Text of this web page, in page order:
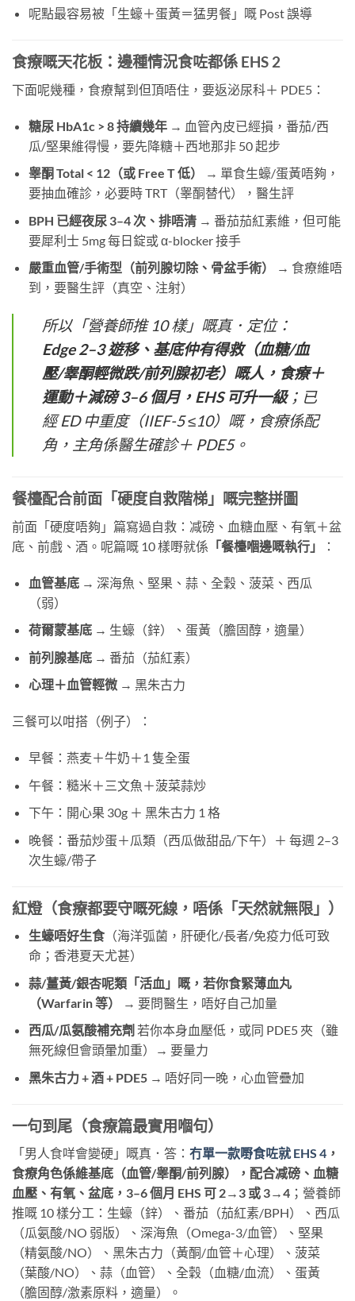
呢點最容易被「生蠔＋蛋黃＝猛男餐」嘅 Post 誤導
食療嘅天花板：邊種情況食咗都係 EHS 2
下面呢幾種，食療幫到但頂唔住，要返泌尿科＋ PDE5：
糖尿 HbA1c > 8 持續幾年​ → 血管內皮已經損，番茄/西
瓜/堅果維得慢，要先降糖＋西地那非 50 起步
睾酮 Total < 12（或 Free T 低）
​ → 單食生蠔/蛋黃唔夠，
要抽血確診，必要時 TRT（睾酮替代），醫生評
BPH 已經夜尿 3–4 次、排唔清​ → 番茄茄紅素維，但可能
要犀利士 5mg 每日錠或 α-blocker 接手
嚴重血管/手術型（前列腺切除、骨盆手術）
​ → 食療維唔
到，要醫生評（真空、注射）
所以「營養師推 10 樣」嘅真．定位：
Edge 2–3 遊移、基底仲有得救（血糖/血
壓/睾酮輕微跌/前列腺初老）嘅人，食療＋
運動＋減磅 3–6 個月，EHS 可升一級；已
經 ED 中重度（IIEF-5 ≤10）嘅，食療係配
角，主角係醫生確診＋ PDE5。
餐檯配合前面「硬度自救階梯」嘅完整拼圖
前面「硬度唔夠」篇寫過自救：减磅、血糖血壓、有氧＋盆
底、前戲、酒。呢篇嘅 10 樣嘢就係 「餐檯嗰邊嘅執行」 ：
血管基底​ → 深海魚、堅果、蒜、全穀、菠菜、西瓜
（弱）
荷爾蒙基底​ → 生蠔（鋅）、蛋黃（膽固醇，適量）
前列腺基底​ → 番茄（茄紅素）
心理＋血管輕微​ → 黑朱古力
三餐可以咁搭（例子）：
早餐：燕麦＋牛奶＋1 隻全蛋
午餐：糙米＋三文魚＋菠菜蒜炒
下午：開心果 30g ＋ 黑朱古力 1 格
晚餐：番茄炒蛋＋瓜類（西瓜做甜品/下午）＋ 每週 2–3
次生蠔/帶子
紅燈（食療都要守嘅死線，唔係「天然就無限」）
生蠔唔好生食（海洋弧菌，肝硬化/長者/免疫力低可致
命；香港夏天尤甚）
蒜/薑黃/銀杏呢類「活血」嘅，若你食緊薄血丸
（Warfarin 等）
​ → 要問醫生，唔好自己加量
西瓜/瓜氨酸補充劑 ​ 若你本身血壓低，或同 PDE5 夾（雖
無死線但會頭暈加重）→ 要量力
黑朱古力 + 酒 + PDE5​ → 唔好同一晚，心血管疊加
一句到尾（食療篇最實用嗰句）
「男人食咩會變硬」嘅真．答： 冇單一款嘢食咗就 EHS 4 ，
食療角色係維基底（血管/睾酮/前列腺），配合减磅、血糖
血壓、有氧、盆底，3–6 個月 EHS 可 2→3 或 3→4 ；營養師
推嘅 10 樣分工：生蠔（鋅）、番茄（茄紅素/BPH）、西瓜
（瓜氨酸/NO 弱版）、深海魚（Omega-3/血管）、堅果
（精氨酸/NO）、黑朱古力（黃酮/血管＋心理）、菠菜
（葉酸/NO）、蒜（血管）、全穀（血糖/血流）、蛋黃
（膽固醇/激素原料，適量）。